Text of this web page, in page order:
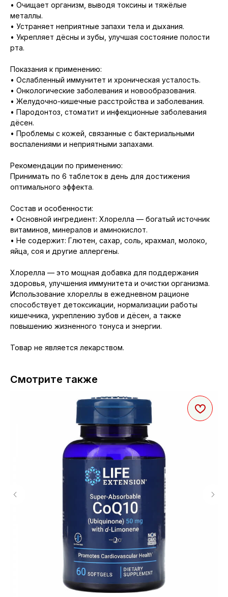
• Очищает организм, выводя токсины и тяжёлые
металлы.
• Устраняет неприятные запахи тела и дыхания.
• Укрепляет дёсны и зубы, улучшая состояние полости
рта.
Показания к применению:
• Ослабленный иммунитет и хроническая усталость.
• Онкологические заболевания и новообразования.
• Желудочно-кишечные расстройства и заболевания.
• Пародонтоз, стоматит и инфекционные заболевания
дёсен.
• Проблемы с кожей, связанные с бактериальными
воспалениями и неприятными запахами.
Рекомендации по применению:
Принимать по 6 таблеток в день для достижения
оптимального эффекта.
Состав и особенности:
• Основной ингредиент: Хлорелла — богатый источник
витаминов, минералов и аминокислот.
• Не содержит: Глютен, сахар, соль, крахмал, молоко,
яйца, соя и другие аллергены.
Хлорелла — это мощная добавка для поддержания
здоровья, улучшения иммунитета и очистки организма.
Использование хлореллы в ежедневном рационе
способствует детоксикации, нормализации работы
кишечника, укреплению зубов и дёсен, а также
повышению жизненного тонуса и энергии.
Товар не является лекарством.
Смотрите также